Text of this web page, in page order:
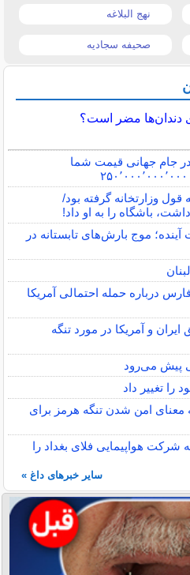
نهج البلاغه
صحیفه سجادیه
دندان‌ها مضر است؟
جام جهانی قیمت شما
وزارتخانه گرفته بود/
باشگاه را به او داد!
کشور در ۷۲ ساعت آینده؛ موج بارش‌های تابستانه در
درباره حمله احتمالی آمریکا
و آمریکا در مورد تنگه
پیش می‌رود
تغییر داد
معنای امن شدن تنگه هرمز برای
شرکت هواپیمایی فلای بغداد را
سایر خبرهای داغ »